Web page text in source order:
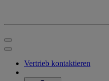
Vertrieb kontaktieren